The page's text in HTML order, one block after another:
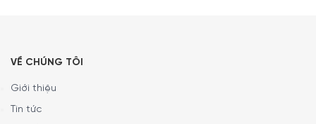
Tận hưởng cảm giác sảng khoái trước, trong và sau khi
Đức DWB77IM50:
và các hạt lớn nhất có trong không khí, do đó đảm bảo
VỀ CHÚNG TÔI
Giới thiệu
Tin tức